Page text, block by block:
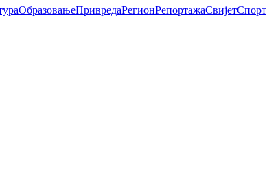
ОбразовањеПривредаРегионРепортажаСвијетСпорт